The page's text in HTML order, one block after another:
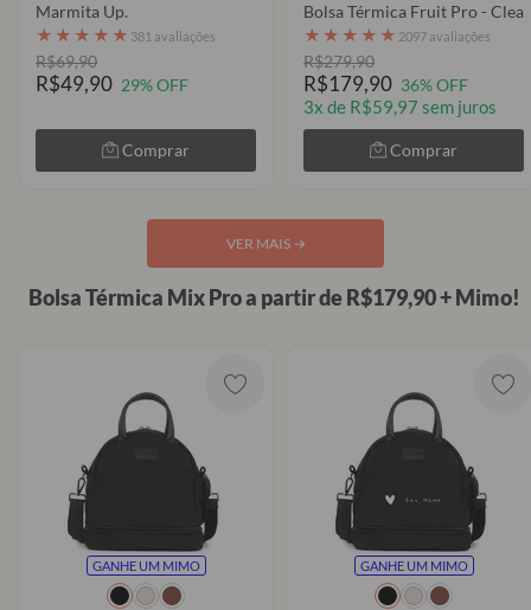
Marmita Up.
★ ★ ★ ★ ★ 381 avaliações
R$69,90
R$49,90 29% OFF
Comprar
Bolsa Térmica Fruit Pro - Clear
★ ★ ★ ★ ★ 2097 avaliações
R$279,90
R$179,90 36% OFF
3x de R$59,97 sem juros
Comprar
VER MAIS →
Bolsa Térmica Mix Pro a partir de R$179,90 + Mimo!
GANHE UM MIMO GANHE UM MIMO